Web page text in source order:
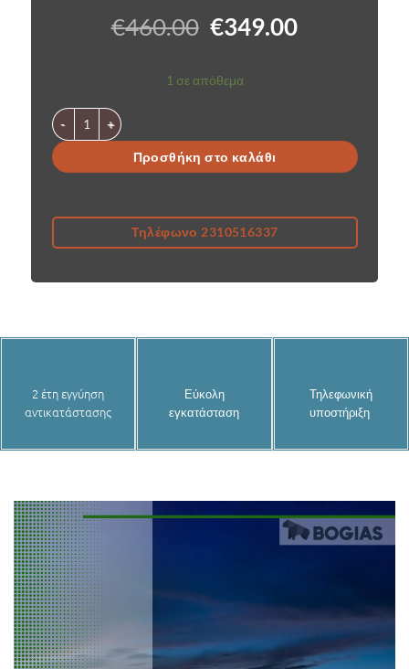
€460.00 Original
was:
€460.00.
€349.00Η
1 σε απόθεμα
4G κάμερα 10Mp με διπλό ηλιακό πάνελ και οπτικό ζούμ Χ99
Προσθήκη στο καλάθι
Τηλέφωνο 2310516337
2 έτη εγγύηση
αντικατάστασης
Εύκολη
εγκατάσταση
Τηλεφωνική
υποστήριξη